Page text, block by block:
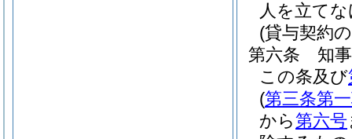
人を立て
(貸与契約
第六条
知
この条及び
(第三条第
から第六号